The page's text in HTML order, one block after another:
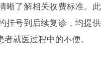
晰了解相关收费标准。此
挂号到后续复诊，均提供
就医过程中的不便。